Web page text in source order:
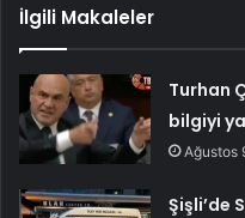
İlgili Makaleler
Turhan
bilgiyi
Ağustos
Şişli’de